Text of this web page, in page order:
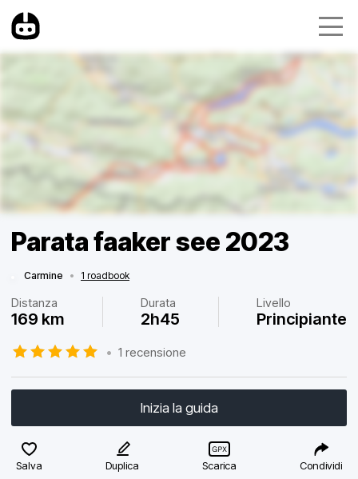
Parata faaker see 2023
Carmine • 1 roadbook
Distanza
169 km
Durata
2h45
Livello
Principiante
• 1 recensione
Inizia la guida
Salva Duplica Scarica Condividi